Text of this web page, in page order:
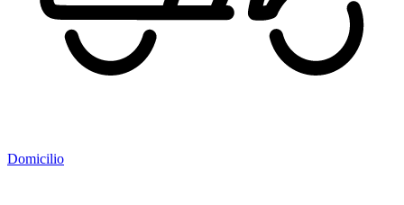
Domicilio